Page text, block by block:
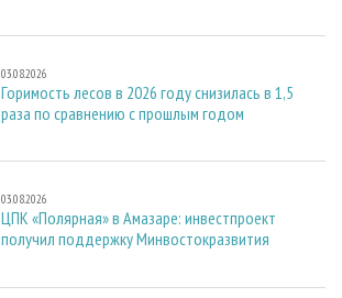
03.08.2026
Горимость лесов в 2026 году снизилась в 1,5
раза по сравнению с прошлым годом
03.08.2026
ЦПК «Полярная» в Амазаре: инвестпроект
получил поддержку Минвостокразвития